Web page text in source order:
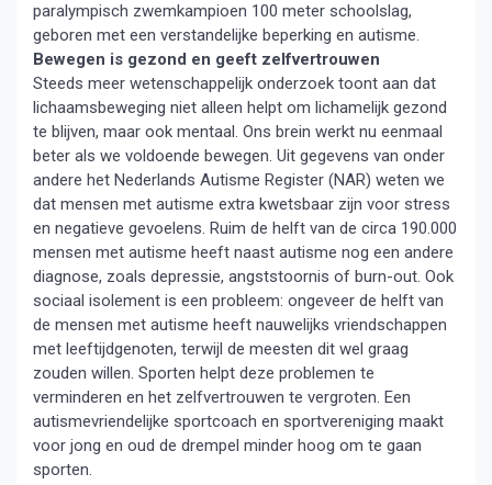
paralympisch zwemkampioen 100 meter schoolslag,
geboren met een verstandelijke beperking en autisme.
Bewegen is gezond en geeft zelfvertrouwen
Steeds meer wetenschappelijk onderzoek toont aan dat
lichaamsbeweging niet alleen helpt om lichamelijk gezond
te blijven, maar ook mentaal. Ons brein werkt nu eenmaal
beter als we voldoende bewegen. Uit gegevens van onder
andere het Nederlands Autisme Register (NAR) weten we
dat mensen met autisme extra kwetsbaar zijn voor stress
en negatieve gevoelens. Ruim de helft van de circa 190.000
mensen met autisme heeft naast autisme nog een andere
diagnose, zoals depressie, angststoornis of burn-out. Ook
sociaal isolement is een probleem: ongeveer de helft van
de mensen met autisme heeft nauwelijks vriendschappen
met leeftijdgenoten, terwijl de meesten dit wel graag
zouden willen. Sporten helpt deze problemen te
verminderen en het zelfvertrouwen te vergroten. Een
autismevriendelijke sportcoach en sportvereniging maakt
voor jong en oud de drempel minder hoog om te gaan
sporten.